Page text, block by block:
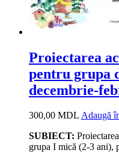
Proiectarea
pentru grupa
decembrie-
300,00 MDL Adaugă
SUBIECT:
grupa I mică (2-3 ani),